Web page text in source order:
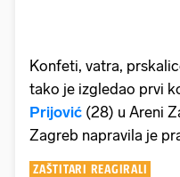
Konfeti, vatra,
tako je izgledao prvi
Prijović (28) u Areni
Zagreb napravila je
ZAŠTITARI REAGIRALI